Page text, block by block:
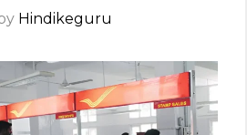
by Hindikeguru